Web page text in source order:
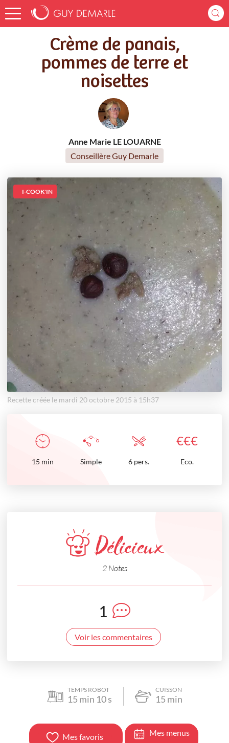
Accueil
Recettes
Crème de panais, pommes de terre et noisettes
Crème de panais,
pommes de terre et
noisettes
Anne Marie LE LOUARNE
Conseillère Guy Demarle
I-COOK'IN
Recette créée le mardi 20 octobre 2015 à 15h37
€€€
15 min Simple 6 pers. Eco.
Délicieux
2 Notes
1
Voir les commentaires
TEMPS ROBOT
15 min 10s
CUISSON
15 min
Mes favoris Mes menus